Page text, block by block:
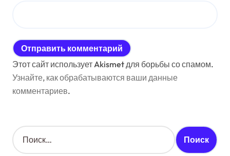
Этот сайт использует Akismet для борьбы со спамом.
Узнайте, как обрабатываются ваши данные
комментариев.
Н
а